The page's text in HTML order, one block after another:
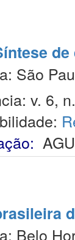
São
v. 6,
AGU
Belo